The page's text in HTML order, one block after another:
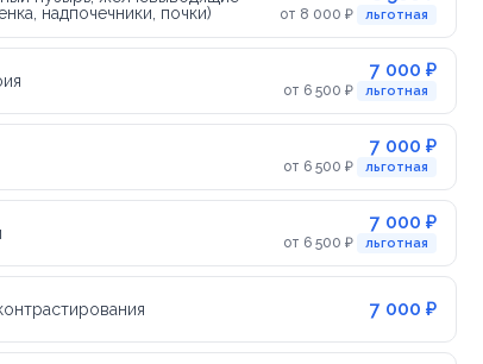
надпочечники, почки)
от 8 000 ₽ льготная
7 000 ₽
от 6 500 ₽ льготная
7 000 ₽
от 6 500 ₽ льготная
7 000 ₽
от 6 500 ₽ льготная
7 000 ₽